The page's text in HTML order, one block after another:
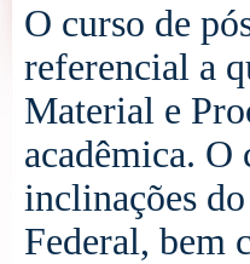
O curso de
referencial a
Material e
acadêmica. O
inclinações
Federal, bem